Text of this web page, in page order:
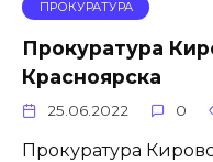
ПРОКУРАТУРА
Прокуратура
Красноярска
25.06.2022 0
Прокуратура